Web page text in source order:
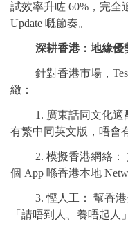
試效率升咗 60%，完全
Update 嘅節奏。
深耕香港：地緣優
針對香港市場，
緻：
1. 廣東話同文化
有繁中同英文版，唔會
2. 模擬香港網絡
個 App 喺香港本地
3. 慳人工： 幫香
「請唔到人、養唔起人